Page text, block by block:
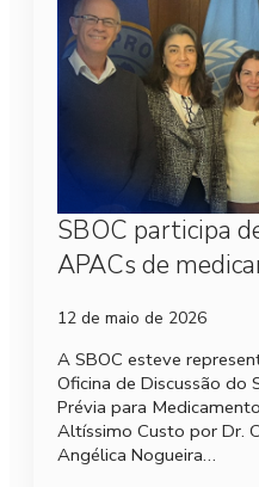
SBOC participa
APACs de
12 de maio de 2026
A SBOC esteve
Oficina de Discussão do
Prévia para
Altíssimo Custo por Dr.
Angélica Nogueira…